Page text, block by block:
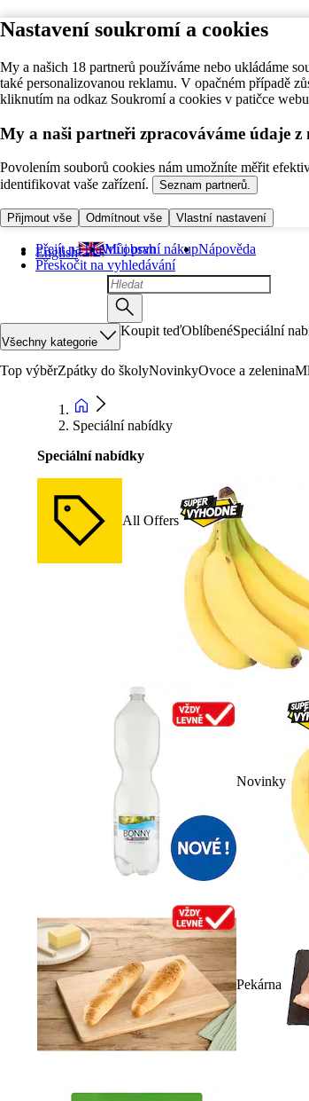
Nastavení soukromí a cookies
My a našich 18 partnerů používáme nebo ukládáme
také personalizovanou reklamu. V opačném případě
kliknutím na odkaz Soukromí a cookies v patičce
My a naši partneři zpracováváme údaje z
Povolením souborů cookies nám umožníte měřit
identifikovat vaše zařízení.
Seznam partnerů.
Přijmout vše Odmítnout vše Vlastní nastavení
Přejít na hlavní obsah
Přeskočit na vyhledávání
English Můj první nákupNápověda
Všechny kategorie
Koupit teďOblíbenéSpeciální
Top výběrZpátky do školyNovinkyOvoce a zelenina
Speciální nabídky
Speciální nabídky
All Offers
Novinky
Pekárna